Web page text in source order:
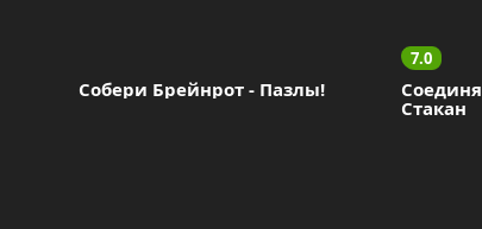
Собери Брейнрот - Пазлы!
7.0
Стакан